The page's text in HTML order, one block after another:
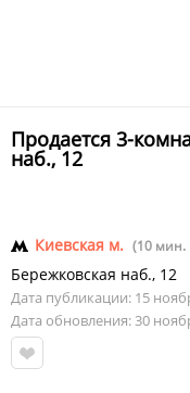
Продается 3-
наб., 12
Киевская м. (10
Бережковская наб., 12
Дата публикации: 15
Дата обновления: 30